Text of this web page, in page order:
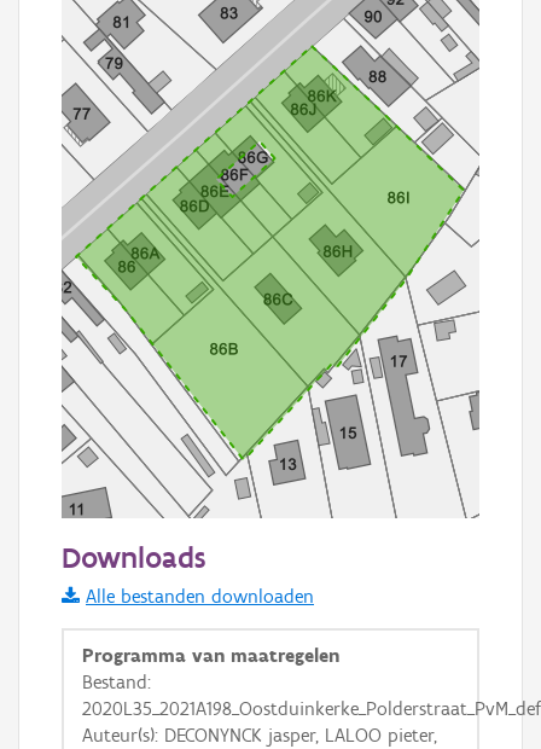
Informatie Vlaanderen
i
+ −
Downloads
Alle bestanden downloaden
Programma van maatregelen
Bestand:
Auteur(s): DECONYNCK jasper, LALOO pieter,